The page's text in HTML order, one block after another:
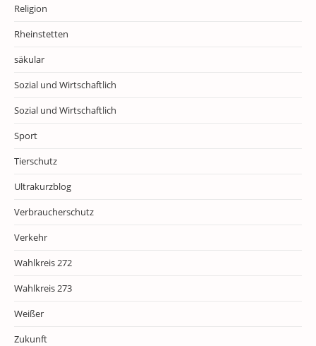
Religion
Rheinstetten
säkular
Sozial und Wirtschaftlich
Sozial und Wirtschaftlich
Sport
Tierschutz
Ultrakurzblog
Verbraucherschutz
Verkehr
Wahlkreis 272
Wahlkreis 273
Weißer
Zukunft